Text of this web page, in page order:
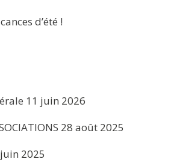
d’été !
11 juin 2026
28 août 2025
2025